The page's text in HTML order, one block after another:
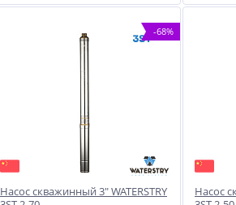
-68%
Насос скважинный 3" WATERSTRY
Насос